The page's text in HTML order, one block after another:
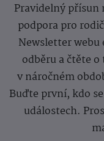
Pravidelný přísun
podpora pro
Newsletter webu
odběru a čtěte
v náročném
Buďte první, kdo
událostech.